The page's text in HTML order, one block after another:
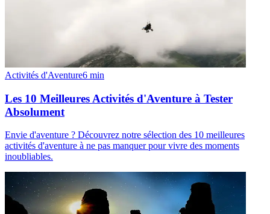
Activités d'Aventure6 min
Les 10 Meilleures Activités d'Aventure à Tester
Absolument
Envie d'aventure ? Découvrez notre sélection des 10 meilleures
activités d'aventure à ne pas manquer pour vivre des moments
inoubliables.